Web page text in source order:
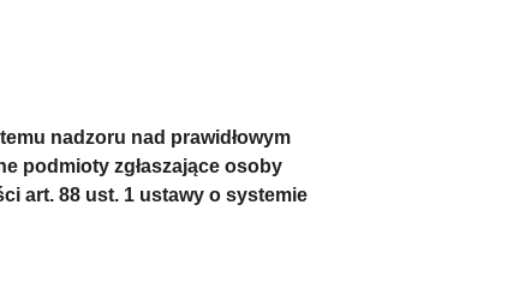
nadzoru nad prawidłowym
podmioty zgłaszające osoby
art. 88 ust. 1 ustawy o systemie